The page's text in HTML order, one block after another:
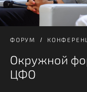
ФОРУМ
Окружной
ЦФО